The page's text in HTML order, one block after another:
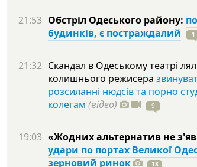
21:53 Обстріл Одеського району:
будинків, є постраждалий
1
21:32 Скандал в Одеському театрі
колишнього режисера
розсиланні нюдсів та порно
колегам (відео) 9
19:03 «Жодних альтернатив не
удари по портах Великої
зерновий ринок
18